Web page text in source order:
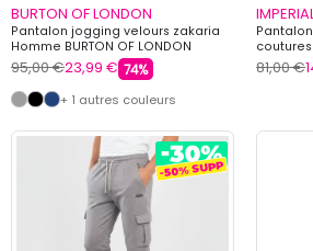
BURTON OF LONDON
Pantalon jogging velours zakaria
Homme BURTON OF LONDON
95,00 €23,99 € 74%
+ 1 autres couleurs
coutures
81,00 €